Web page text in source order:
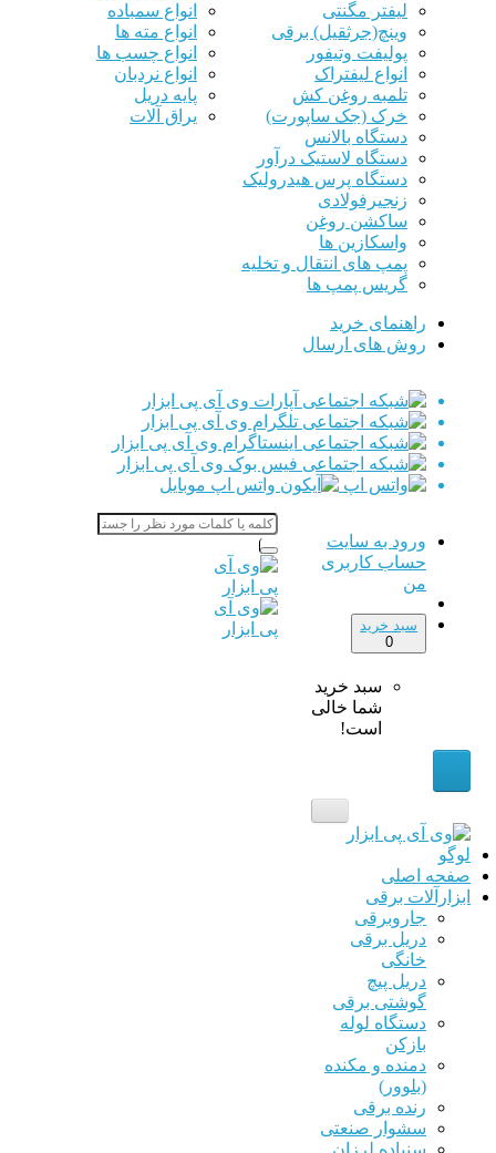
انواع سمباده
انواع مته ها
انواع چسب ها
انواع نردبان
پایه دریل
یراق آلات
لیفتر مگنتی
وینچ(جرثقیل) برقی
پولیفت وتیفور
انواع لیفتراک
تلمبه روغن کش
خرک (جک ساپورت)
دستگاه بالانس
دستگاه لاستیک درآور
دستگاه پرس هیدرولیک
زنجیرفولادی
ساکشن روغن
واسکازین ها
پمپ های انتقال و تخلیه
گریس پمپ ها
راهنمای خرید
روش های ارسال
ورود به سایت
حساب کاربری
سبد خرید
سبد خرید
شما خالی
اصلی
برقی
جاروبرقی
دریل برقی
خانگی
دریل پیچ
گوشتی برقی
دستگاه لوله
دمنده و مکنده
(بلوور)
رنده برقی
سشوار صنعتی
سنباده لرزان